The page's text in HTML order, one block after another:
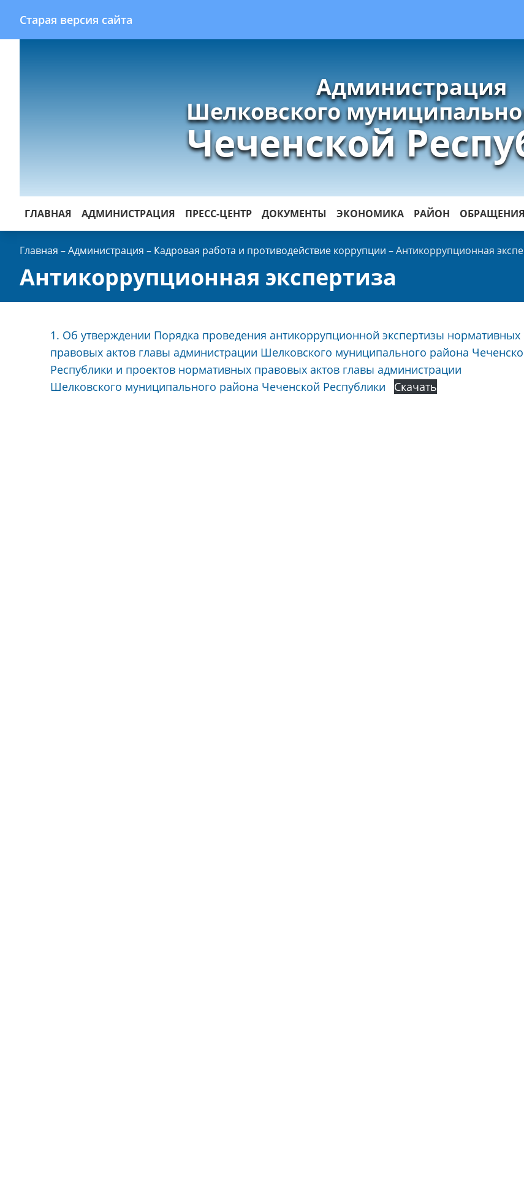
Старая версия сайта
Администрация
Шелковского
Чеченской
ГЛАВНАЯ АДМИНИСТРАЦИЯ ПРЕСС-ЦЕНТР ДОКУМЕНТЫ ЭКОНОМИКА РАЙОН
Главная –Администрация – Кадровая работа и противодействие коррупции –Антикоррупционная
Антикоррупционная экспертиза
1. Об утверждении Порядка проведения антикоррупционной экспертизы нормативных
правовых актов главы администрации Шелковского муниципального района
Республики и проектов нормативных правовых актов главы администрации
Шелковского муниципального района Чеченской Республики
Скачать